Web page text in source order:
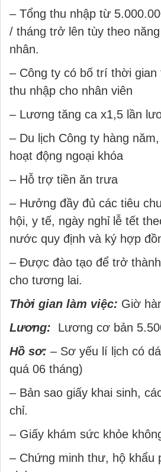
– Tổng thu nhập từ
/ tháng trở lên tùy theo
nhân.
– Công ty có bố trí thời gian
thu nhập cho nhân viên
– Lương tăng ca x1,5 lần
– Du lịch Công ty hàng
hoạt động ngoại khóa
– Hỗ trợ tiền ăn trưa
– Hưởng đầy đủ các tiêu
hội, y tế, ngày nghỉ lễ tết
nước quy định và ký hợp
– Được đào tạo để trở
cho tương lai.
Thời gian làm việc: Giờ
Lương: Lương cơ bản
Hồ sơ: – Sơ yếu lí lịch có
quá 06 tháng)
– Bản sao giấy khai sinh,
chỉ.
– Giấy khám sức khỏe
– Chứng minh thư, hộ khẩu